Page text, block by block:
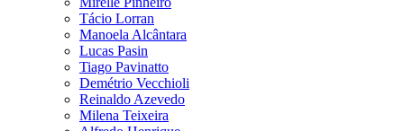
Tácio Lorran
Manoela Alcântara
Lucas Pasin
Tiago Pavinatto
Demétrio Vecchioli
Reinaldo Azevedo
Milena Teixeira